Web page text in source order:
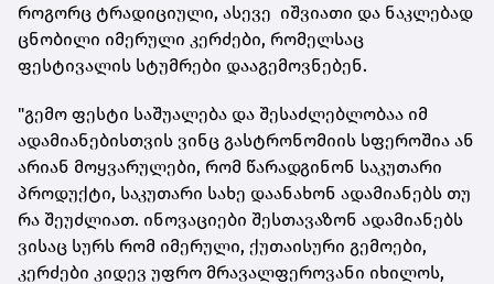
როგორც ტრადიციული, ასევე იშვიათი და ნაკლებად
ცნობილი იმერული კერძები, რომელსაც
ფესტივალის სტუმრები დააგემოვნებენ.
"გემო ფესტი საშუალება და შესაძლებლობაა იმ
ადამიანებისთვის ვინც გასტრონომიის სფეროშია ან
არიან მოყვარულები, რომ წარადგინონ საკუთარი
პროდუქტი, საკუთარი სახე დაანახონ ადამიანებს თუ
რა შეუძლიათ. ინოვაციები შესთავაზონ ადამიანებს
ვისაც სურს რომ იმერული, ქუთაისური გემოები,
კერძები კიდევ უფრო მრავალფეროვანი იხილოს,